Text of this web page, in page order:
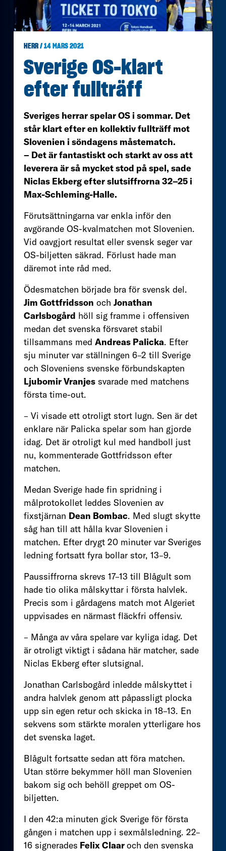
HERR/ 14 MARS 2021
Sverige OS-klart
efter fullträff
Sveriges herrar spelar OS i sommar. Det
står klart efter en kollektiv fullträff mot
Slovenien i söndagens måstematch.
– Det är fantastiskt och starkt av oss att
leverera är så mycket stod på spel, sade
Niclas Ekberg efter slutsiffrorna 32–25 i
Max-Schleming-Halle.
Förutsättningarna var enkla inför den
avgörande OS-kvalmatchen mot Slovenien.
Vid oavgjort resultat eller svensk seger var
OS-biljetten säkrad. Förlust hade man
däremot inte råd med.
Ödesmatchen började bra för svensk del.
Jim Gottfridsson och Jonathan
Carlsbogård höll sig framme i offensiven
medan det svenska försvaret stabil
tillsammans med Andreas Palicka. Efter
sju minuter var ställningen 6–2 till Sverige
och Sloveniens svenske förbundskapten
Ljubomir Vranjes svarade med matchens
första time-out.
– Vi visade ett otroligt stort lugn. Sen är det
enklare när Palicka spelar som han gjorde
idag. Det är otroligt kul med handboll just
nu, kommenterade Gottfridsson efter
matchen.
Medan Sverige hade fin spridning i
målprotokollet leddes Slovenien av
fixstjärnan Dean Bombac. Med slugt skytte
såg han till att hålla kvar Slovenien i
matchen. Efter drygt 20 minuter var Sveriges
ledning fortsatt fyra bollar stor, 13–9.
Paussiffrorna skrevs 17–13 till Blågult som
hade tio olika målskyttar i första halvlek.
Precis som i gårdagens match mot Algeriet
uppvisades en närmast fläckfri offensiv.
– Många av våra spelare var kyliga idag. Det
är otroligt viktigt i sådana här matcher, sade
Niclas Ekberg efter slutsignal.
Jonathan Carlsbogård inledde målskyttet i
andra halvlek genom att påpassligt plocka
upp sin egen retur och skicka in 18–13. En
sekvens som stärkte moralen ytterligare hos
det svenska laget.
Blågult fortsatte sedan att föra matchen.
Utan större bekymmer höll man Slovenien
bakom sig och behöll greppet om OS-
biljetten.
I den 42:a minuten gick Sverige för första
gången i matchen upp i sexmålsledning. 22–
16 signerades Felix Claaroch den svenska